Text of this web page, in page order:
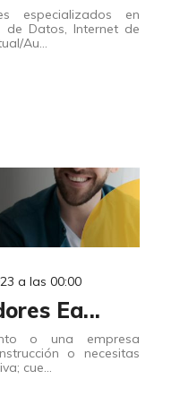
especializados en
de Datos, Internet de
Au...
a las 00:00
Ea...
o una empresa
o necesitas
cue...